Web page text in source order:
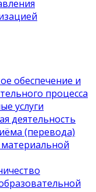
обеспечение и
процесса
услуги
деятельность
(перевода)